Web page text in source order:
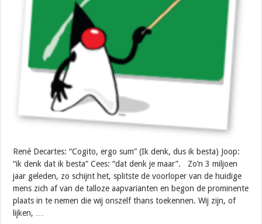
René Decartes: “Cogito, ergo sum” (Ik denk, dus ik besta) Joop:
“ik denk dat ik besta” Cees: “dat denk je maar”. Zo’n 3 miljoen
jaar geleden, zo schijnt het, splitste de voorloper van de huidige
mens zich af van de talloze aapvarianten en begon de prominente
plaats in te nemen die wij onszelf thans toekennen. Wij zijn, of
lijken, …